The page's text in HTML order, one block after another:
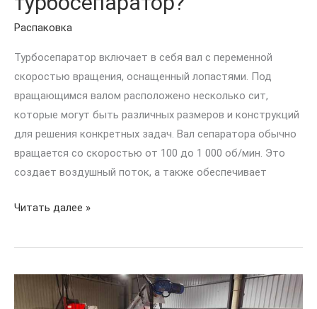
Распаковка
Турбосепаратор включает в себя вал с переменной
скоростью вращения, оснащенный лопастями. Под
вращающимся валом расположено несколько сит,
которые могут быть различных размеров и конструкций
для решения конкретных задач. Вал сепаратора обычно
вращается со скоростью от 100 до 1 000 об/мин. Это
создает воздушный поток, а также обеспечивает
Читать далее »
Предварительная
обработка